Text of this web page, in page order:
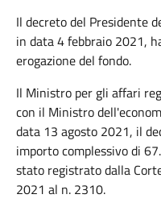
Il decreto del Presidente
in data 4 febbraio 2021,
erogazione del fondo.
Il Ministro per gli affari
con il Ministro
data 13 agosto 2021, il
importo complessivo di
stato registrato dalla
2021 al n. 2310.